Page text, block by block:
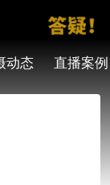
动态 直播案例